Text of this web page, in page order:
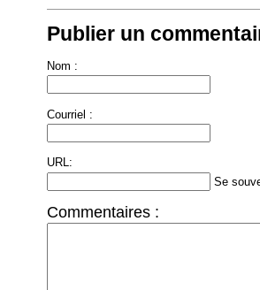
Publier un
Nom :
Courriel :
URL:
Se
Commentaires :